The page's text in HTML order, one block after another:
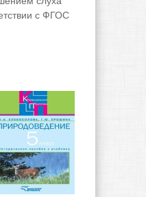
с ФГОС